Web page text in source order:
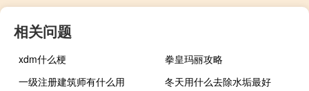
相关问题
xdm什么梗
拳皇玛丽攻略
一级注册建筑师有什么用
冬天用什么去除水垢最好